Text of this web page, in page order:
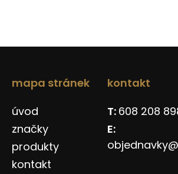
mapa stránek
úvod
značky
produkty
kontakt
kontakt
608 208